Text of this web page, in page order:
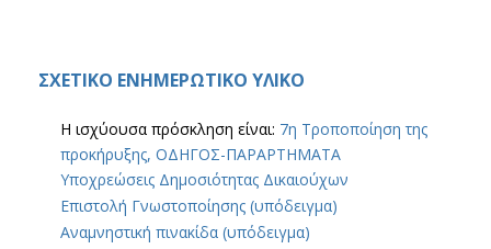
ΣΧΕΤΙΚΟ ΕΝΗΜΕΡΩΤΙΚΟ ΥΛΙΚΟ
Η ισχύουσα πρόσκληση είναι: 7η Τροποποίηση της
προκήρυξης, ΟΔΗΓΟΣ-ΠΑΡΑΡΤΗΜΑΤΑ
Υποχρεώσεις Δημοσιότητας Δικαιούχων
Επιστολή Γνωστοποίησης (υπόδειγμα)
Αναμνηστική πινακίδα (υπόδειγμα)